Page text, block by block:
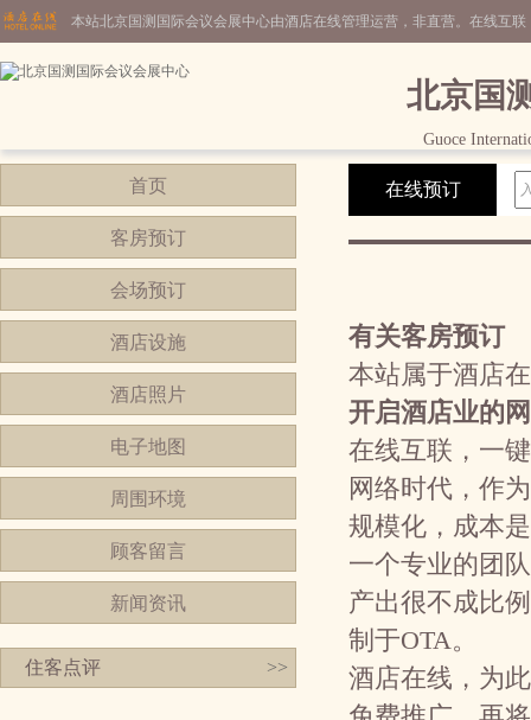
本站北京国测国际会议会展中心由酒店在线管理运营，非直营。在线互
北京国
Guoce
首页
客房预订
会场预订
酒店设施
酒店照片
电子地图
周围环境
顾客留言
新闻资讯
住客点评 >>
在线预订
有关客房预订
本站属于酒店
开启酒店业的
在线互联，一
网络时代，作
规模化，成本
一个专业的团
产出很不成比
制于OTA。
酒店在线，为